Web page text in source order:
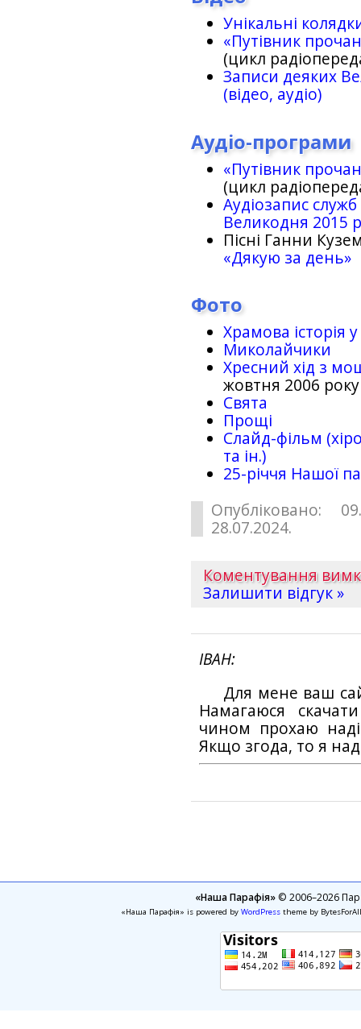
Унікальні
«Путівник
(цикл
Записи деяких
(відео, аудіо)
Аудіо-програми
«Путівник
(цикл
Аудіозапис
Великодня 2015
Пісні Ганни
«Дякую за день»
Фото
Храмова історія
Миколайчики
Хресний хід з
жовтня 2006 року
Свята
Прощі
Слайд-фільм
та ін.)
25-рiччя Нашої
Опубліковано:
28.07.2024.
Коментування
Залишити відгук »
ІВАН
Для мене ваш
Намагаюся
чином прохаю
Якщо згода, то я
«Наша Парафія»© 2006–2026
«Наша Парафія» is powered by WordPresstheme by